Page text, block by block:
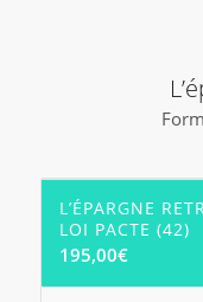
L’ÉPARGNE
LOI PACTE (42)
195,00€